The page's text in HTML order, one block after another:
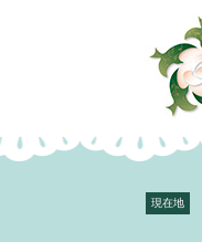
先
頭
を
飛
現在地